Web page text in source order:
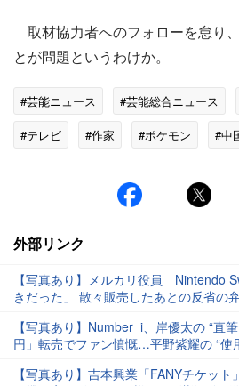
取材協力者へのフォローを怠り
とが問題というわけか。
#芸能ニュース #芸能総合ニュース
#テレビ
#作家 #ポケモン #中
外部リンク
【写真あり】メルカリ役員 Nintendo
きだった」 散々販売したあとの反省の
【写真あり】Number_i、岸優太の “直
円」転売でファン憤慨…平野紫耀の “使
【写真あり】吉本興業「FANYチケッ